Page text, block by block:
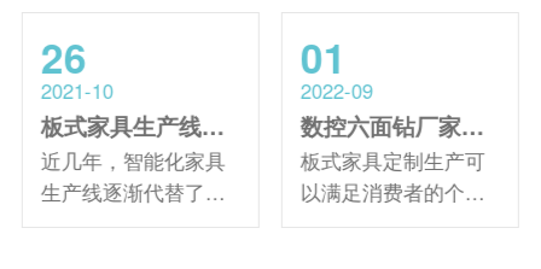
26
2021-10
板式家具生产线厂家如何选择？掌握以下四点！
近几年，智能化家具
生产线逐渐代替了传
统的生产模式，之前
01
2022-09
数控六面钻厂家分析如何降低板式家具定制生产的成本？
板式家具定制生产可
以满足消费者的个性
化需求，由于其外观